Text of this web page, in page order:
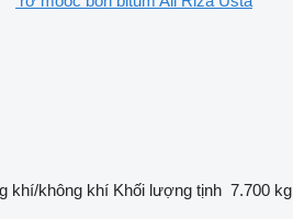
khí/không khí Khối lượng tịnh 7.700 kg